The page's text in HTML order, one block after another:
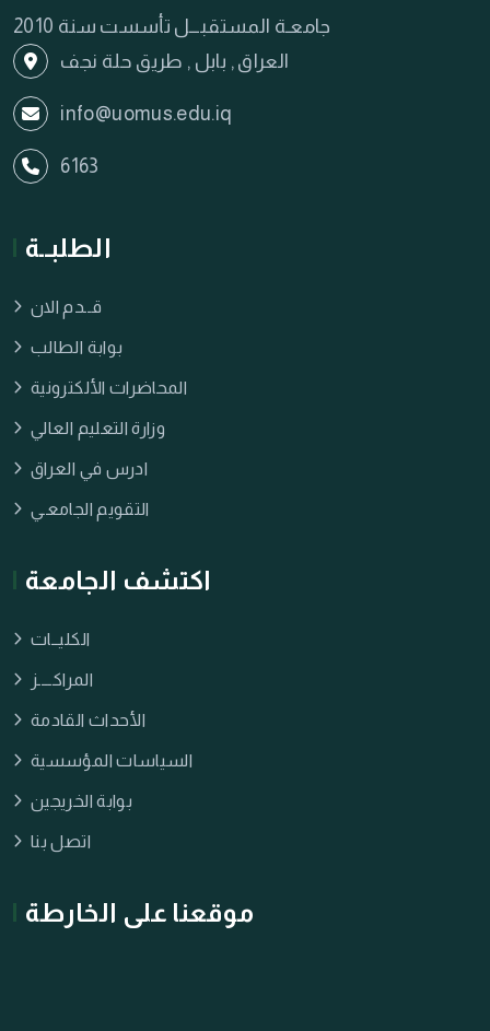
جامعـة المستقبـــل تأسست سنة 2010
العراق , بابل , طريق حلة نجف
info@uomus.edu.iq
6163
الطلبــة
قــدم الان
بوابة الطالب
المحاضرات الألكترونية
وزارة التعليم العالي
ادرس في العراق
التقويم الجامعـي
اكتشف الجامعة
الكليــات
المراكــــز
الأحداث القادمة
السياسات المؤسسية
بوابة الخريجين
اتصل بنا
موقعنا على الخارطة